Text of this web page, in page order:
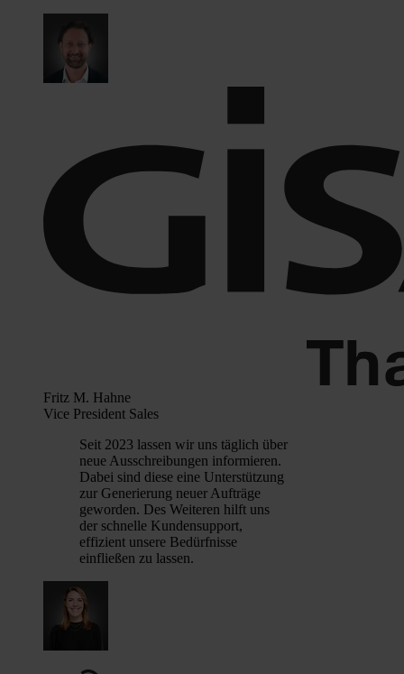
Fritz M. Hahne
Vice President Sales
Seit 2023 lassen wir uns täglich über
neue Ausschreibungen informieren.
Dabei sind diese eine Unterstützung
zur Generierung neuer Aufträge
geworden. Des Weiteren hilft uns
der schnelle Kundensupport,
effizient unsere Bedürfnisse
einfließen zu lassen.